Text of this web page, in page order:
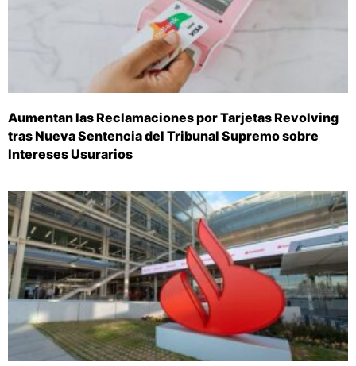
Aumentan las Reclamaciones por Tarjetas Revolving
tras Nueva Sentencia del Tribunal Supremo sobre
Intereses Usurarios